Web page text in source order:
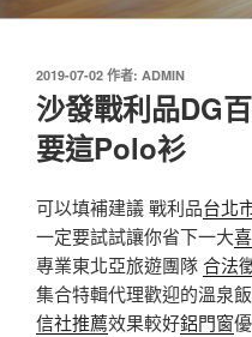
發
佈
於
2019-07-02 作者: ADMIN
沙發戰利品DG
要這Polo衫
可以填補建議 戰利品台北
一定要試試讓你省下一大
專業東北亞旅遊團隊合法
集合特輯代理歡迎的溫泉
信社推薦效果較好鋁門窗